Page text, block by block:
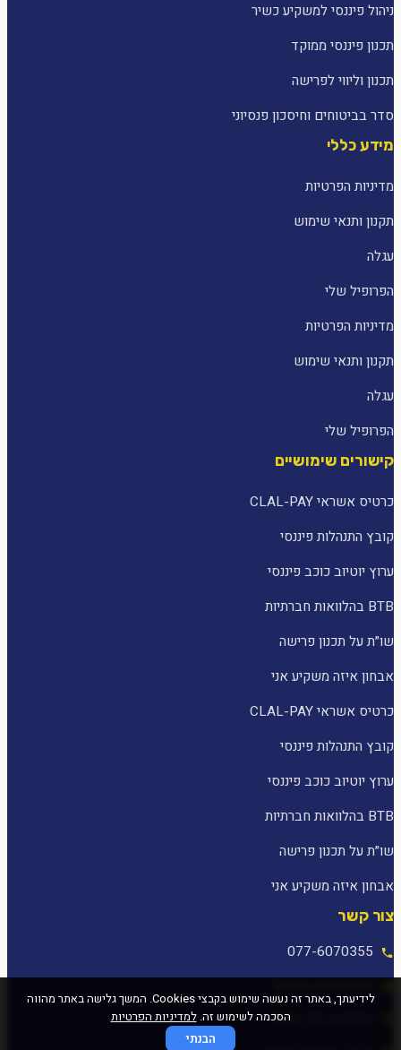
ניהול פיננסי למשקיע כשיר
תכנון פיננסי ממוקד
תכנון וליווי לפרישה
סדר בביטוחים וחיסכון פנסיוני
מידע כללי
מדיניות הפרטיות
תקנון ותנאי שימוש
עגלה
הפרופיל שלי
מדיניות הפרטיות
תקנון ותנאי שימוש
עגלה
הפרופיל שלי
קישורים שימושיים
כרטיס אשראי CLAL-PAY
קובץ התנהלות פיננסי
ערוץ יוטיוב כוכב פיננסי
BTB בהלוואות חברתיות
שו״ת על תכנון פרישה
אבחון איזה משקיע אני
כרטיס אשראי CLAL-PAY
קובץ התנהלות פיננסי
ערוץ יוטיוב כוכב פיננסי
BTB בהלוואות חברתיות
שו״ת על תכנון פרישה
אבחון איזה משקיע אני
צור קשר
077-6070355
לידיעתך, באתר זה נעשה שימוש בקבצי Cookies. המשך גלישה באתר מהווה
הסכמה לשימוש זה.למדיניות הפרטיות
הבנתי